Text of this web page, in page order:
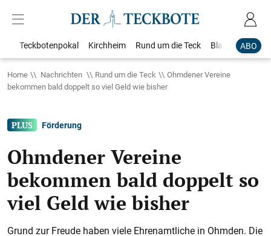
ABO
Teckbotenpokal Kirchheim Rund um die Teck Blaulicht
Home Nachrichten Rund um die Teck
Ohmdener Vereine
bekommen bald doppelt so viel Geld wie bisher
Förderung
Ohmdener Vereine
bekommen bald doppelt so
viel Geld wie bisher
Grund zur Freude haben viele Ehrenamtliche in Ohmden. Die